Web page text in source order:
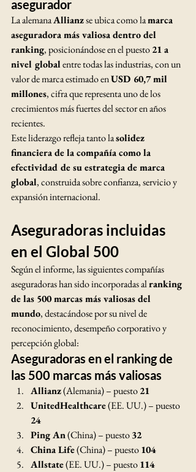
asegurador
La alemana Allianz se ubica como la marca
aseguradora más valiosa dentro del
ranking, posicionándose en el puesto 21 a
nivel global entre todas las industrias, con un
valor de marca estimado en USD 60,7 mil
millones, cifra que representa uno de los
crecimientos más fuertes del sector en años
recientes.
Este liderazgo refleja tanto la solidez
financiera de la compañía como la
efectividad de su estrategia de marca
global, construida sobre confianza, servicio y
expansión internacional.
Aseguradoras incluidas
en el Global 500
Según el informe, las siguientes compañías
aseguradoras han sido incorporadas al ranking
de las 500 marcas más valiosas del
mundo, destacándose por su nivel de
reconocimiento, desempeño corporativo y
percepción global:
Aseguradoras en el ranking de
las 500 marcas más valiosas
Allianz (Alemania) – puesto 21
UnitedHealthcare (EE. UU.) – puesto
24
Ping An (China) – puesto 32
China Life (China) – puesto 104
Allstate (EE. UU.) – puesto 114